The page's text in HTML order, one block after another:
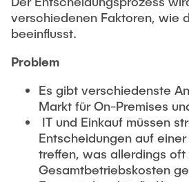
verschiedenen Faktoren, wie
beeinflusst.
Problem
Es gibt verschiedenste
Markt für On-Premises
IT und Einkauf müssen
Entscheidungen auf
treffen, was allerdings
Gesamtbetriebskosten